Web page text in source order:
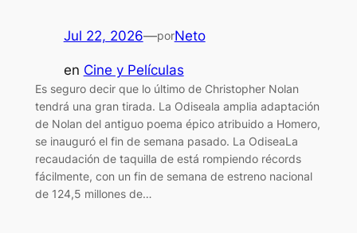
Jul 22, 2026—porNeto
en Cine y Películas
Es seguro decir que lo último de Christopher Nolan
tendrá una gran tirada. La Odiseala amplia adaptación
de Nolan del antiguo poema épico atribuido a Homero,
se inauguró el fin de semana pasado. La OdiseaLa
recaudación de taquilla de está rompiendo récords
fácilmente, con un fin de semana de estreno nacional
de 124,5 millones de…